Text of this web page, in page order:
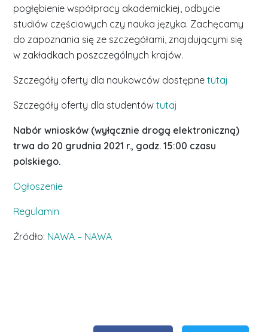
pogłębienie współpracy akademickiej, odbycie
studiów częściowych czy nauka języka. Zachęcamy
do zapoznania się ze szczegółami, znajdującymi się
w zakładkach poszczególnych krajów.
Szczegóły oferty dla naukowców dostępne tutaj
Szczegóły oferty dla studentówtutaj
Nabór wniosków (wyłącznie drogą elektroniczną)
trwa do 20 grudnia 2021 r., godz. 15:00 czasu
polskiego.
Ogłoszenie
Regulamin
Źródło: NAWA – NAWA